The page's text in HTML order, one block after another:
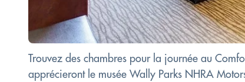
Trouvez des chambres pour la journée au
apprécieront le musée Wally Parks NHRA